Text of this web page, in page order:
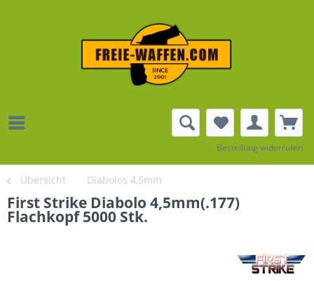
Bestellung widerrufen
Übersicht Diabolos 4,5mm
First Strike Diabolo 4,5mm(.177)
Flachkopf 5000 Stk.